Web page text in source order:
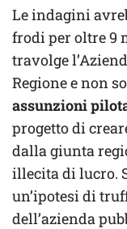
Le indagini
frodi per oltre 9
travolge
Regione e non
assunzioni
progetto di
dalla giunta
illecita di lucro.
un’ipotesi di
dell’azienda